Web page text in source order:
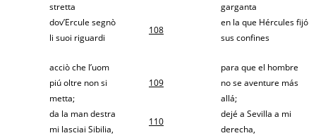
stretta
garganta
dov’Ercule segnò
li suoi riguardi
108
en la que Hércules fijó
sus confines
acciò che l’uom
piú oltre non si
metta;
109
para que el hombre
no se aventure más
allá;
da la man destra
mi lasciai Sibilia,
110
dejé a Sevilla a mi
derecha,